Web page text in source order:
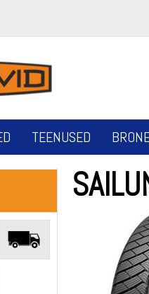
TEENUSED